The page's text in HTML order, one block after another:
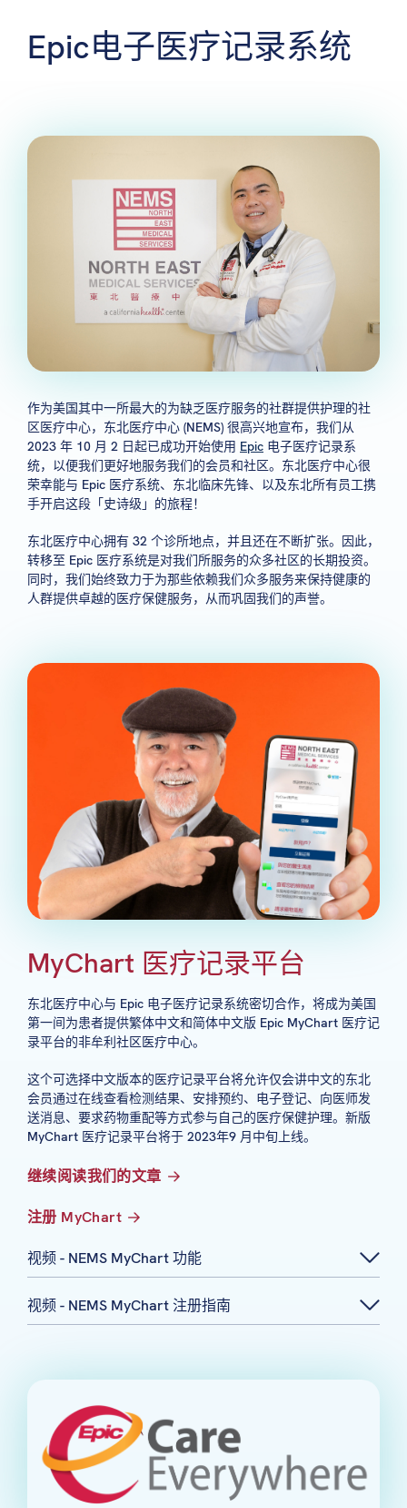
Epic电子医疗记录系统
作为美国其中一所最大的为缺乏医疗服务的社群提供护理的社
区医疗中心，东北医疗中心 (NEMS) 很高兴地宣布，我们从
2023 年 10 月 2 日起已成功开始使用 Epic 电子医疗记录系
统，以便我们更好地服务我们的会员和社区。东北医疗中心很
荣幸能与 Epic 医疗系统、东北临床先锋、以及东北所有员工携
手开启这段「史诗级」的旅程！
东北医疗中心拥有 32 个诊所地点，并且还在不断扩张。因此，
转移至 Epic 医疗系统是对我们所服务的众多社区的长期投资。
同时，我们始终致力于为那些依赖我们众多服务来保持健康的
人群提供卓越的医疗保健服务，从而巩固我们的声誉。
MyChart 医疗记录平台
东北医疗中心与 Epic 电子医疗记录系统密切合作，将成为美国
第一间为患者提供繁体中文和简体中文版 Epic MyChart 医疗记
录平台的非牟利社区医疗中心。
这个可选择中文版本的医疗记录平台将允许仅会讲中文的东北
会员通过在线查看检测结果、安排预约、电子登记、向医师发
送消息、要求药物重配等方式参与自己的医疗保健护理。新版
MyChart 医疗记录平台将于 2023年9 月中旬上线。
继续阅读我们的文章
注册 MyChart
视频 - NEMS MyChart 功能
视频 - NEMS MyChart 注册指南